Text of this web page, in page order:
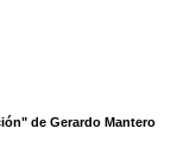
de Gerardo Mantero